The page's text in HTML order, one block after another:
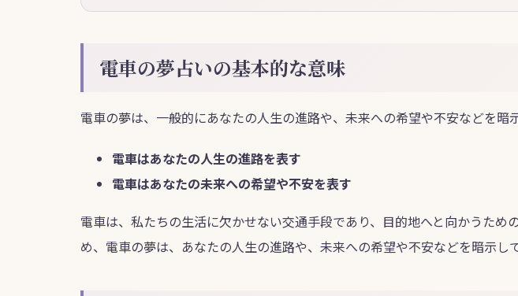
電車の夢占いの基本的な意味
電車の夢は、一般的にあなたの人生の進路や、未来への希望や不安などを暗
電車はあなたの人生の進路を表す
電車はあなたの未来への希望や不安を表す
電車は、私たちの生活に欠かせない交通手段であり、目的地へと向かうため
め、電車の夢は、あなたの人生の進路や、未来への希望や不安などを暗示し